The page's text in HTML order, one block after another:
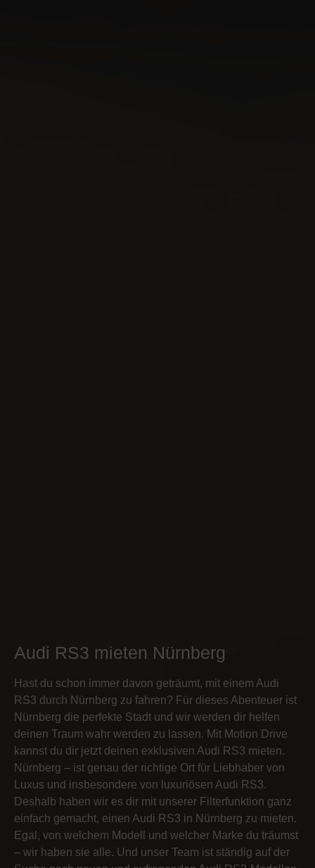
Audi RS3 mieten Nürnberg
Hast du schon immer davon geträumt, mit einem Audi
RS3 durch Nürnberg zu fahren? Für dieses Abenteuer ist
Nürnberg die perfekte Stadt und wir werden dir helfen
deinen Traum wahr werden zu lassen. Mit Motion Drive
kannst du dir jetzt deinen exklusiven Audi RS3 mieten.
Nürnberg – ist genau der richtige Ort für Liebhaber von
Luxus und insbesondere von luxuriösen Audi RS3.
Deshalb haben wir es dir mit unserer Filterfunktion ganz
einfach gemacht, einen Audi RS3 in Nürnberg zu mieten.
Egal, von welchem Modell und welcher Marke du träumst
– wir haben sie alle. Und unser Team ist ständig auf der